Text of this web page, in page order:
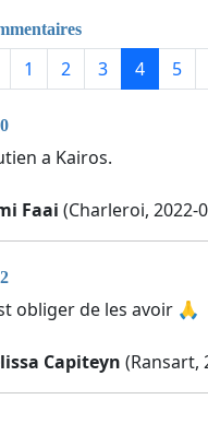
1 2 3 4 5
a Kairos.
Faai (Charleroi, 2022-
obliger de les avoir 🙏
Capiteyn (Ransart,